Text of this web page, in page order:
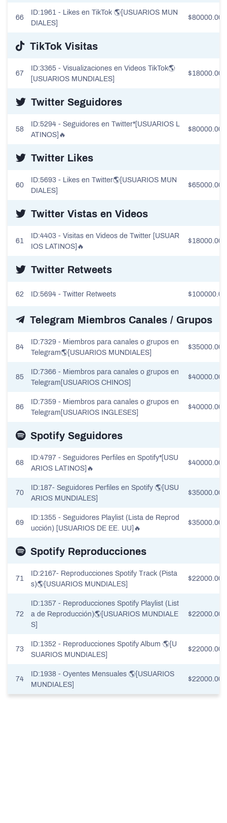
66
ID:1961 - Likes en TikTok 🌎[USUARIOS MUN
DIALES]
$80000.00
TikTok Visitas
67
ID:3365 - Visualizaciones en Videos TikTok🌎
[USUARIOS MUNDIALES]
$18000.00
Twitter Seguidores
58
ID:5294 - Seguidores en Twitter*[USUARIOS L
ATINOS]🔥
$80000.00
Twitter Likes
60
ID:5693 - Likes en Twitter🌎[USUARIOS MUN
DIALES]
$65000.00
Twitter Vistas en Videos
61
ID:4403 - Visitas en Videos de Twitter [USUAR
IOS LATINOS]🔥
$18000.00
Twitter Retweets
62 ID:5694 - Twitter Retweets $100000.00
Telegram Miembros Canales / Grupos
84
ID:7329 - Miembros para canales o grupos en
Telegram🌎[USUARIOS MUNDIALES]
$35000.00
85
ID:7366 - Miembros para canales o grupos en
Telegram[USUARIOS CHINOS]
$40000.00
86
ID:7359 - Miembros para canales o grupos en
Telegram[USUARIOS INGLESES]
$40000.00
Spotify Seguidores
68
ID:4797 - Seguidores Perfiles en Spotify*[USU
ARIOS LATINOS]🔥
$40000.00
70
ID:187- Seguidores Perfiles en Spotify 🌎[USU
ARIOS MUNDIALES]
$35000.00
69
ID:1355 - Seguidores Playlist (Lista de Reprod
ucción) [USUARIOS DE EE. UU]🔥
$35000.00
Spotify Reproducciones
71
ID:2167- Reproducciones Spotify Track (Pista
s)🌎[USUARIOS MUNDIALES]
$22000.00
72
ID:1357 - Reproducciones Spotify Playlist (List
a de Reproducción)🌎[USUARIOS MUNDIALE
S]
$22000.00
73
ID:1352 - Reproducciones Spotify Album 🌎[U
SUARIOS MUNDIALES]
$22000.00
74
ID:1938 - Oyentes Mensuales 🌎[USUARIOS
MUNDIALES]
$22000.00